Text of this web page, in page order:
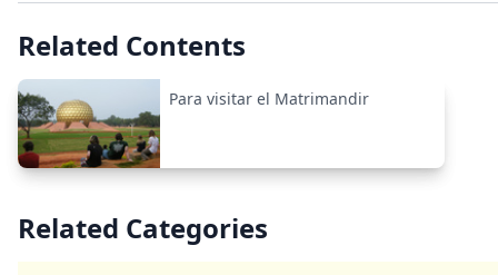
Related Contents
Para visitar el Matrimandir
Related Categories